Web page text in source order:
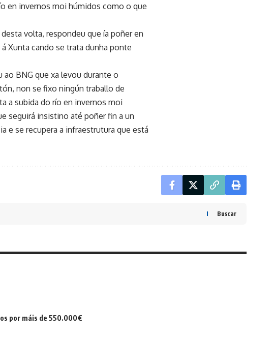
en invernos moi húmidos como o que
volta, respondeu que ía poñer en
Xunta cando se trata dunha ponte
BNG que xa levou durante o
non se fixo ningún traballo de
a subida do río en invernos moi
seguirá insistino até poñer fin a un
e se recupera a infraestrutura que está
Buscar
por máis de 550.000€